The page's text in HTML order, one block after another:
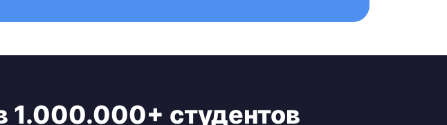
1.000.000+ студентов